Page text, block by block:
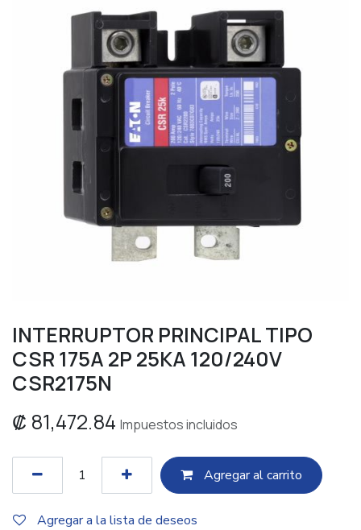
INTERRUPTOR PRINCIPAL TIPO
CSR 175A 2P 25KA 120/240V
CSR2175N
₡ 81,472.84 Impuestos incluidos
Agregar al c​​arrito
Agregar a la lista de deseos